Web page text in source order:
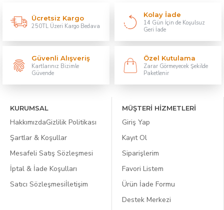
Ücretsiz Kargo
250TL Üzeri Kargo Bedava
Kolay İade
14 Gün İçin de Koşulsuz
Geri İade
Güvenli Alışveriş
Kartlarınız Bizimle
Güvende
Özel Kutulama
Zarar Görmeyecek Şekilde
Paketlenir
KURUMSAL
HakkımızdaGizlilik Politikası
Şartlar & Koşullar
Mesafeli Satış Sözleşmesi
İptal & İade Koşulları
Satıcı Sözleşmesiİletişim
MÜŞTERİ HİZMETLERİ
Giriş Yap
Kayıt Ol
Siparişlerim
Favori Listem
Ürün İade Formu
Destek Merkezi